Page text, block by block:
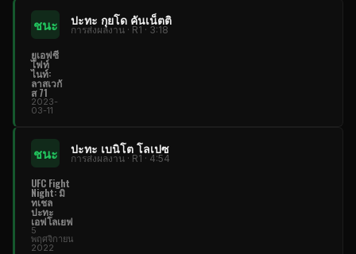
ชนะ ปะทะ กุยโด คันเน็ตติ
การส่งผลงาน · R1 · 3:18
ยูเอฟซี
ไฟท์
ไนท์:
ลาสเวกั
ส 71
2023-
03-11
ชนะ ปะทะ เบนิโต โลเปซ
การส่งผลงาน · R1 · 4:54
UFC Fight
Night: มิ
ทเชล
ปะทะ
เอฟโลเยฟ
5
พฤศจิกายน
2022